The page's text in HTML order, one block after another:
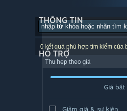
THÔNG TIN
HỖ TRỢ
0 kết quả phù hợp tìm kiếm của
Thu hẹp theo giá
Giá bất
Giảm giá & sự kiện